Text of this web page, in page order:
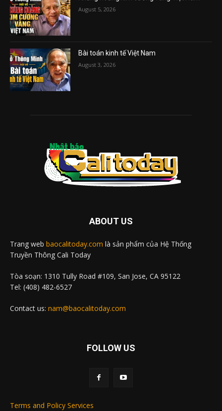
August 5, 2026
Bài toán kinh tế Việt Nam
August 3, 2026
ABOUT US
Trang web baocalitoday.com là sản phẩm của Hệ Thống
Truyền Thông Cali Today
Tòa soạn: 1310 Tully Road #109, San Jose, CA 95122
Tel: (408) 482-6527
Contact us: nam@baocalitoday.com
FOLLOW US
Terms and Policy Services